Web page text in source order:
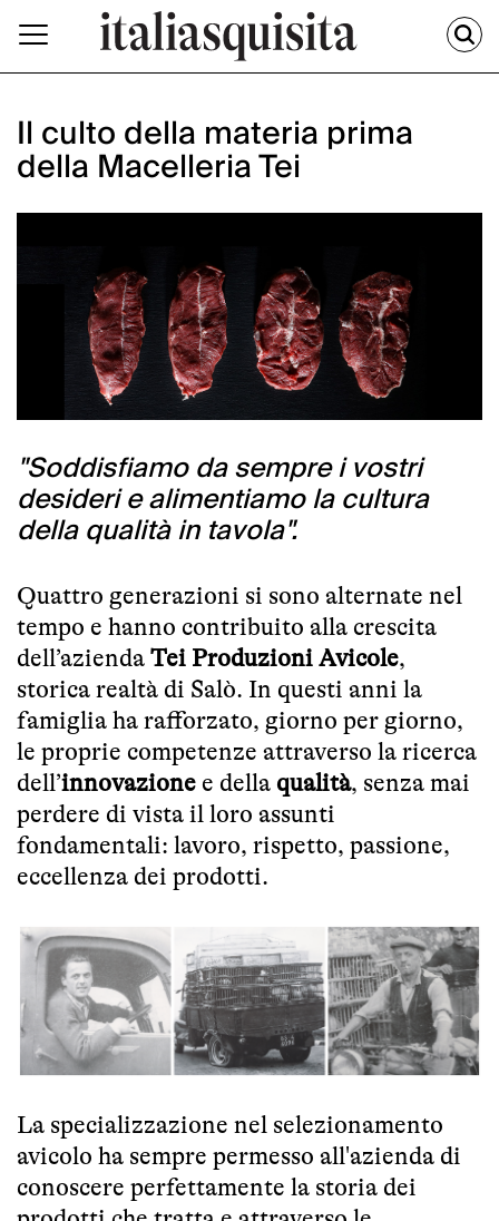
Il culto della materia prima
della Macelleria Tei
"Soddisfiamo da sempre i vostri
desideri e alimentiamo la cultura
della qualità in tavola".
Quattro generazioni si sono alternate nel
tempo e hanno contribuito alla crescita
dell’azienda Tei Produzioni Avicole,
storica realtà di Salò. In questi anni la
famiglia ha rafforzato, giorno per giorno,
le proprie competenze attraverso la ricerca
dell’innovazione e della qualità, senza mai
perdere di vista il loro assunti
fondamentali: lavoro, rispetto, passione,
eccellenza dei prodotti.
La specializzazione nel selezionamento
avicolo ha sempre permesso all'azienda di
conoscere perfettamente la storia dei